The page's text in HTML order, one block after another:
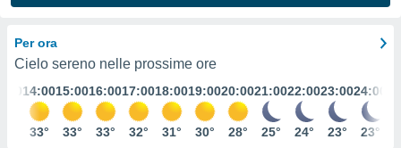
di
le
Per ora
Cielo sereno nelle prossime ore
14:00
33°
15:00
33°
16:00
33°
17:00
32°
18:00
31°
19:00
30°
20:00
28°
21:00
25°
22:00
24°
23:00
23°
24:00
23°